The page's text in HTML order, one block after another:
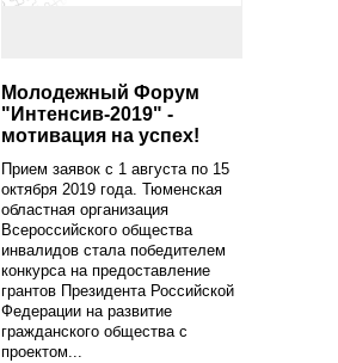
Молодежный Форум
"Интенсив-2019" -
мотивация на успех!
Прием заявок с 1 августа по 15
октября 2019 года. Тюменская
областная организация
Всероссийского общества
инвалидов стала победителем
конкурса на предоставление
грантов Президента Российской
Федерации на развитие
гражданского общества с
проектом...